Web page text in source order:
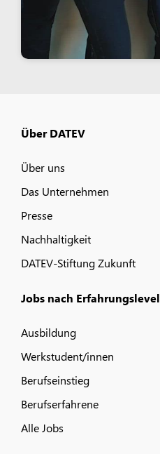
Über DATEV
Über uns
Das Unternehmen
Presse
Nachhaltigkeit
DATEV-Stiftung Zukunft
Jobs nach Erfahrungslevel
Ausbildung
Werkstudent/innen
Berufseinstieg
Berufserfahrene
Alle Jobs